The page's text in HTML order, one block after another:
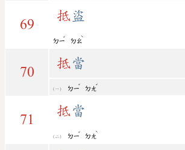
69
抵 盜
ㄉㄧ
ˇ
ㄉㄠ
ˋ
70
抵 當
ㄉㄧ
ˇ
ㄉㄤ
ˇ
71
抵 當
ㄉㄧ
ˇ
ㄉㄤ
ˋ